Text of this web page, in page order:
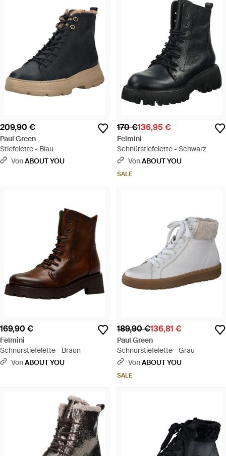
209,90 €
Paul Green
Stiefelette - Blau
VonABOUT YOU
170 €136,95 €
Felmini
Schnürstiefelette - Schwarz
VonABOUT YOU
SALE
169,90 €
Felmini
Schnürstiefelette - Braun
VonABOUT YOU
189,90 €136,81 €
Paul Green
Schnürstiefelette - Grau
VonABOUT YOU
SALE